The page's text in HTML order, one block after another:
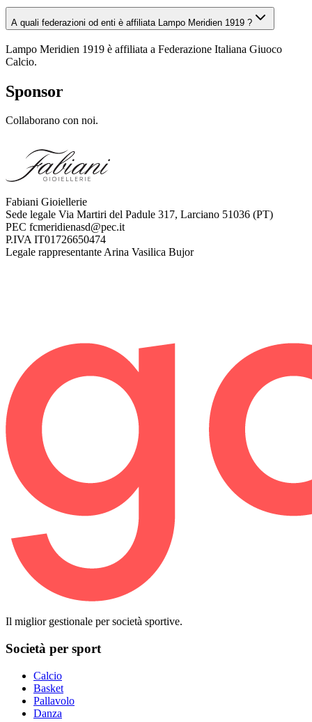
A quali federazioni od enti è affiliata Lampo Meridien 1919 ?
Lampo Meridien 1919 è affiliata a Federazione Italiana Giuoco
Calcio.
Sponsor
Collaborano con noi.
Fabiani Gioiellerie
Sede legale Via Martiri del Padule 317, Larciano 51036 (PT)
PEC fcmeridienasd@pec.it
P.IVA IT01726650474
Legale rappresentanteArina Vasilica Bujor
Il miglior gestionale per società sportive.
Società per sport
Calcio
Basket
Pallavolo
Danza